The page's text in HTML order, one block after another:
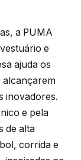
a PUMA
e
ajuda os
alcançarem
inovadores.
e pela
de alta
corrida e